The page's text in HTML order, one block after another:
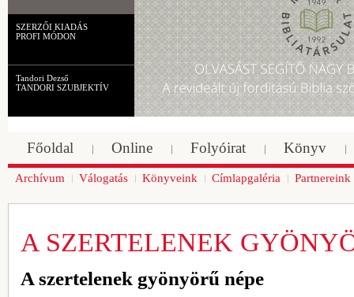
SZERZŐI KIADÁS
PROFI MÓDON
Tandori Dezső
TANDORI SZUBJEKTÍV
Főoldal Online Folyóirat Könyv
Archívum Válogatás Könyveink Címlapgaléria Partnereink
A SZERTELENEK
A szertelenek gyönyörű népe